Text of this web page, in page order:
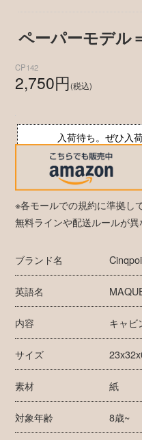
ペーパーモデル
CP142
2,750円(税込)
入荷待ち。ぜひ入
※各モールでの規約に準拠し
無料ラインや配送ルールが異
ブランド名
英語名
内容 キャビ
サイズ
素材 紙
対象年齢 8歳~